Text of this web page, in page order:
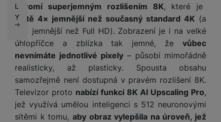
L
Y
ohromí superjemným rozlišením 8K, které je
ještě 4× jemnější než současný standard 4K (a
16× jemnější než Full HD). Zobrazení je i na velké
úhlopříčce a zblízka tak jemné, že vůbec
nevnímáte jednotlivé pixely – působí mimořádně
realisticky, až plasticky. Spousta obsahu
samozřejmě není dostupná v pravém rozlišení 8K.
Televizor proto nabízí funkci 8K AI Upscaling Pro,
jež využívá umělou inteligenci s 512 neuronovými
sítěmi k tomu, aby obraz vylepšila na úroveň, jež